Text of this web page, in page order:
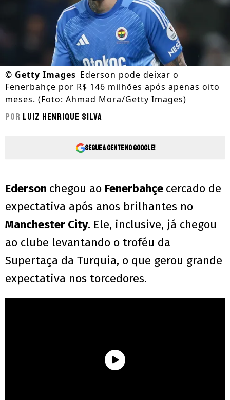
© Getty Images Ederson pode deixar o
Fenerbahçe por R$ 146 milhões após apenas oito
meses. (Foto: Ahmad Mora/Getty Images)
Por Luiz Henrique Silva
Segue a gente no Google!
Ederson chegou ao Fenerbahçe cercado de
expectativa após anos brilhantes no
Manchester City. Ele, inclusive, já chegou
ao clube levantando o troféu da
Supertaça da Turquia, o que gerou grande
expectativa nos torcedores.